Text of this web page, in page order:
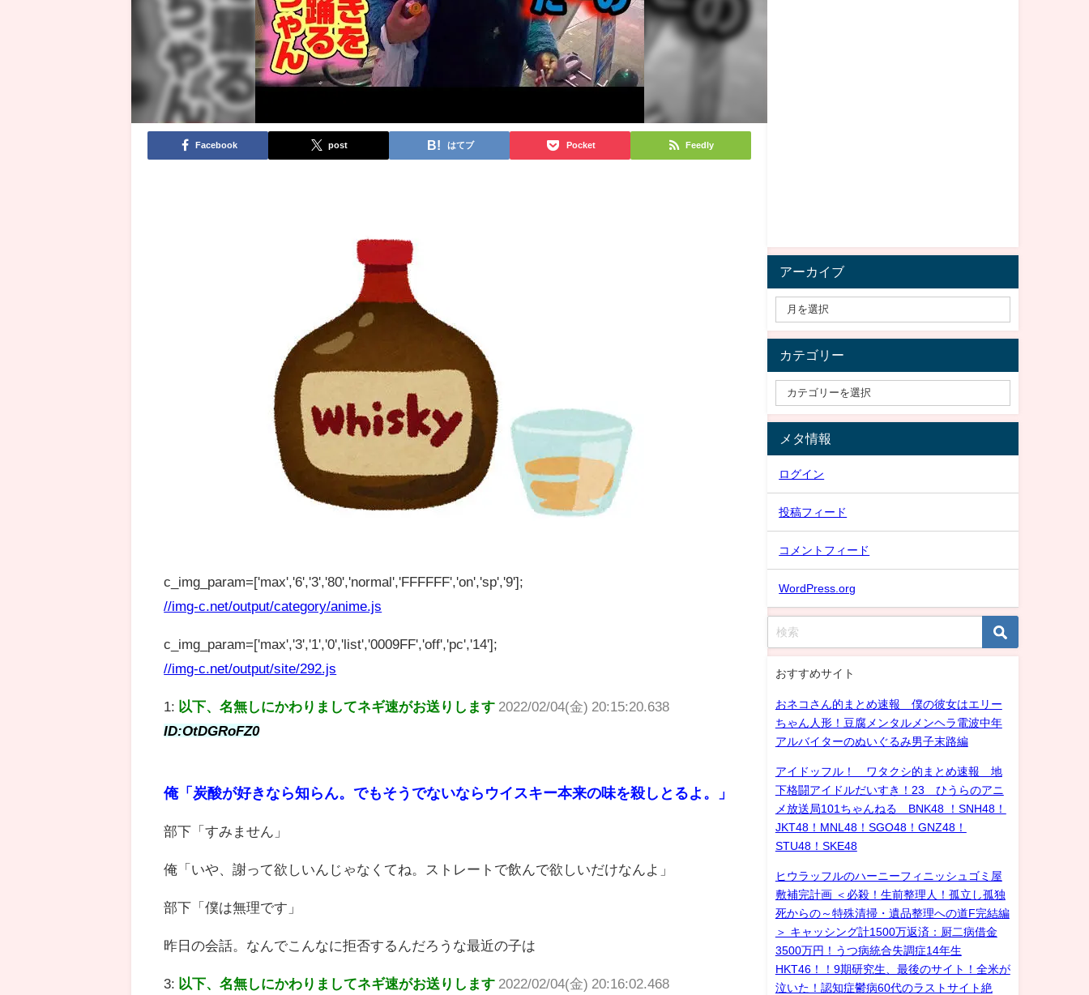
Facebook post はてブ Pocket Feedly
c_img_param=['max','6','3','80','normal','FFFFFF','on','sp','9'];
//img-c.net/output/category/anime.js
c_img_param=['max','3','1','0','list','0009FF','off','pc','14'];
//img-c.net/output/site/292.js
1: 以下、名無しにかわりましてネギ速がお送りします 2022/02/04(金) 20:15:20.638
ID:OtDGRoFZ0
俺「炭酸が好きなら知らん。でもそうでないならウイスキー本来の味を殺しとるよ。」
部下「すみません」
俺「いや、謝って欲しいんじゃなくてね。ストレートで飲んで欲しいだけなんよ」
部下「僕は無理です」
昨日の会話。なんでこんなに拒否するんだろうな最近の子は
3: 以下、名無しにかわりましてネギ速がお送りします 2022/02/04(金) 20:16:02.468
アーカイブ
カテゴリー
メタ情報
ログイン
投稿フィード
コメントフィード
WordPress.org
おすすめサイト
おネコさん的まとめ速報 僕の彼女はエリー
ちゃん人形！豆腐メンタルメンヘラ電波中年
アルバイターのぬいぐるみ男子末路編
アイドッフル！ ワタクシ的まとめ速報 地
下格闘アイドルだいすき！23 ひうらのアニ
メ放送局101ちゃんねる BNK48 ！SNH48！
JKT48！MNL48！SGO48！GNZ48！
STU48！SKE48
ヒウラッフルのハーニーフィニッシュゴミ屋
敷補完計画 ＜必殺！生前整理人！孤立し孤独
死からの～特殊清掃・遺品整理への道F完結編
＞ キャッシング計1500万返済：厨二病借金
3500万円！うつ病統合失調症14年生
HKT46！！9期研究生、最後のサイト！全米が
泣いた！認知症鬱病60代のラストサイト絶